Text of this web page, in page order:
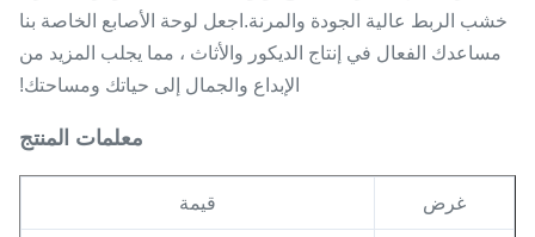
خشب الربط عالية الجودة والمرنة.اجعل لوحة الأصابع الخاصة بنا
مساعدك الفعال في إنتاج الديكور والأثاث ، مما يجلب المزيد من
الإبداع والجمال إلى حياتك ومساحتك!
معلمات المنتج
غرض قيمة